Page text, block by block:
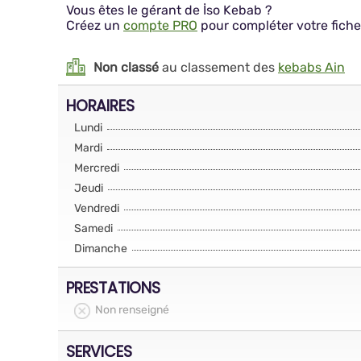
Vous êtes le gérant de İso Kebab ?
Créez un compte PRO pour compléter votre
Non classé au classement des kebabs Ain
HORAIRES
Lundi
Mardi
Mercredi
Jeudi
Vendredi
Samedi
Dimanche
PRESTATIONS
Non renseigné
SERVICES